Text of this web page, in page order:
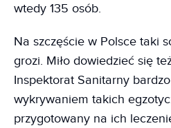
wtedy 135 osób.
Na szczęście w Polsce taki
grozi. Miło dowiedzieć się
Inspektorat Sanitarny
wykrywaniem takich
przygotowany na ich